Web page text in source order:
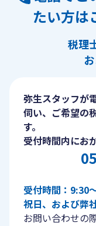
たい方は
税理
弥生スタッフが
伺い、ご希望の
す。
受付時間内にお
受付時間：9:30
祝日、および弊
お問い合わせの